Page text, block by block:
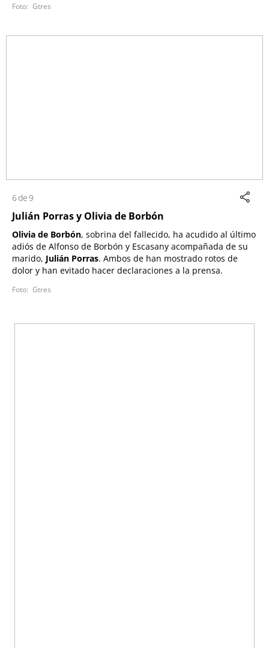
Gtres
6 de 9
Julián Porras y Olivia de Borbón
Olivia de Borbón, sobrina del fallecido, ha acudido al último
adiós de Alfonso de Borbón y Escasany acompañada de su
marido, Julián Porras. Ambos de han mostrado rotos de
dolor y han evitado hacer declaraciones a la prensa.
Gtres